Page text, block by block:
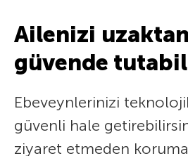
Ailenizi uzaktan
güvende
Ebeveynlerinizi
güvenli hale
ziyaret etmeden